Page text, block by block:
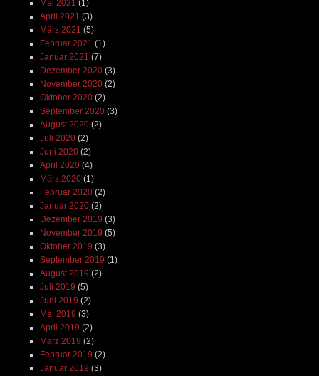
Mai 2021 (1)
April 2021 (3)
März 2021 (5)
Februar 2021 (1)
Januar 2021 (7)
Dezember 2020(3)
November 2020(2)
Oktober 2020(2)
September 2020(3)
August 2020(2)
Juli 2020(2)
Juni 2020(2)
April 2020(4)
März 2020(1)
Februar 2020(2)
Januar 2020(2)
Dezember 2019 (3)
November 2019 (5)
Oktober 2019 (3)
September 2019 (1)
August 2019 (2)
Juli 2019 (5)
Juni 2019 (2)
Mai 2019 (3)
April 2019 (2)
März 2019 (2)
Februar 2019 (2)
Januar 2019 (3)